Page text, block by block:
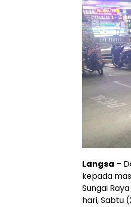
Langsa –
kepada
Sungai
hari, Sabtu